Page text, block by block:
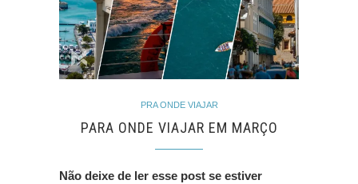
PRA ONDE VIAJAR
PARA ONDE VIAJAR EM MARÇO
Não deixe de ler esse post se estiver